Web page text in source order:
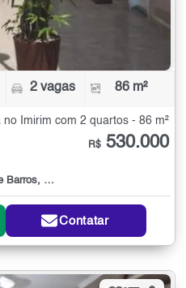
2 vagas 86 m²
Imirim com 2 quartos - 86 m²
3410
R$ 530.000
Contatar